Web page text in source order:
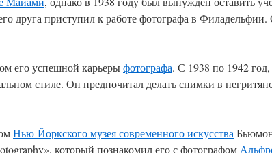
друга приступил к работе фотографа в Филадельфии.
его успешной карьерыфотографа. С 1938 по 1942
стиле. Он предпочитал делать снимки в
Нью-Йоркского музея современного искусства
который познакомил его с фотографом